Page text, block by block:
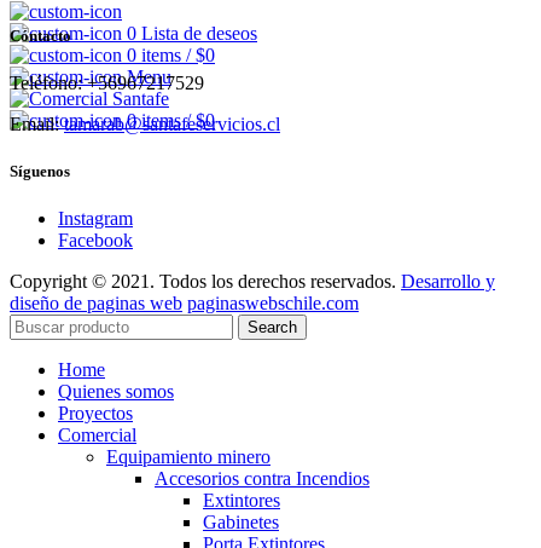
0 Lista de deseos
0 items / $0
Menu
0items / $0
Cóntacto
Teléfono: +56967217529
Email:tamarab@santafeservicios.cl
Síguenos
Instagram
Facebook
Copyright © 2021. Todos los derechos reservados. Desarrollo y
diseño de paginas web paginaswebschile.com
Search
Home
Quienes somos
Proyectos
Comercial
Equipamiento minero
Accesorios contra Incendios
Extintores
Gabinetes